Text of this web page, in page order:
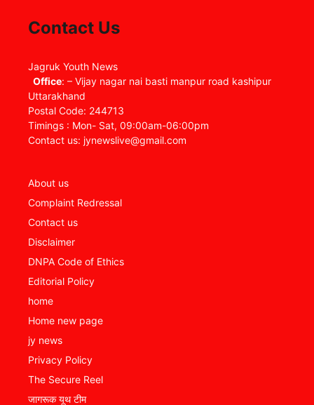
Contact Us
Jagruk Youth News
Office: – Vijay nagar nai basti manpur road kashipur
Uttarakhand
Postal Code: 244713
Timings : Mon- Sat, 09:00am-06:00pm
Contact us: jynewslive@gmail.com
About us
Complaint Redressal
Contact us
Disclaimer
DNPA Code of Ethics
Editorial Policy
home
Home new page
jy news
Privacy Policy
The Secure Reel
जागरूक यूथ टीम